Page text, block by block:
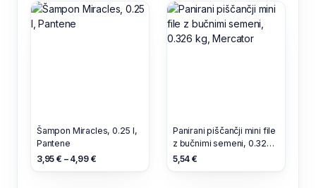
Šampon Miracles, 0.25 l,
Pantene
3,95 € – 4,99 €
Panirani piščančji mini file
z bučnimi semeni, 0.326
kg, Mercator
5,54 €